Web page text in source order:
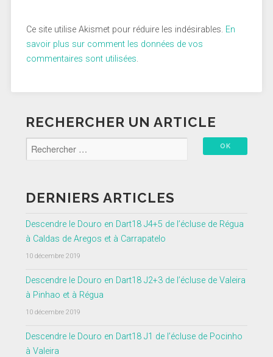
Ce site utilise Akismet pour réduire les indésirables. En
savoir plus sur comment les données de vos
commentaires sont utilisées.
RECHERCHER UN ARTICLE
DERNIERS ARTICLES
Descendre le Douro en Dart18 J4+5 de l’écluse de Régua
à Caldas de Aregos et à Carrapatelo
10 décembre 2019
Descendre le Douro en Dart18 J2+3 de l’écluse de Valeira
à Pinhao et à Régua
10 décembre 2019
Descendre le Douro en Dart18 J1 de l’écluse de Pocinho
à Valeira